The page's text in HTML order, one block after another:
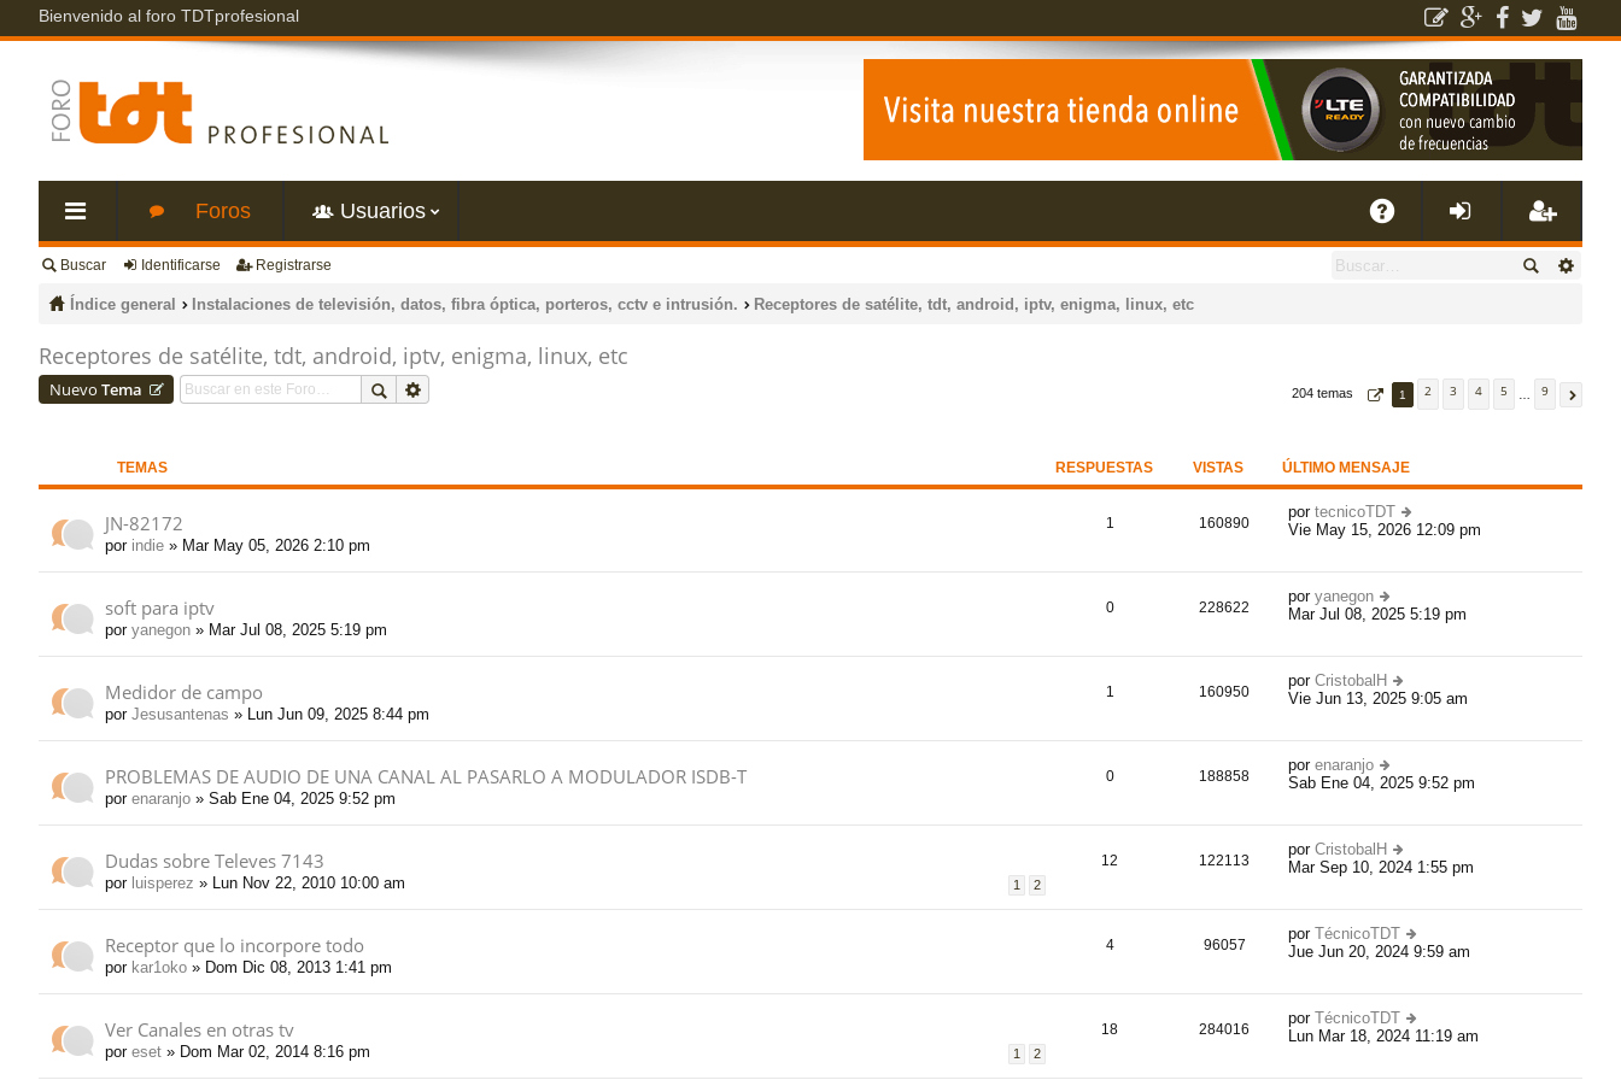
Bienvenido al foro TDTprofesional
nl
es
do
s
Foros Usuarios
A
fic
eg
ra
Buscar Identificarse Registrarse
Índice general Instalaciones de televisión, datos, fibra óptica, porteros, cctv e intrusión. Receptores de satélite, tdt, android, iptv, enigma, linux, etc
Receptores de satélite, tdt, android, iptv, enigma, linux, etc
Nuevo Tema 204 temas 1 2 3 4 5 9
TEMAS RESPUESTAS VISTAS ÚLTIMO MENSAJE
JN-82172
por indie » Mar May 05, 2026 2:10 pm
1 160890
por tecnicoTDT
er
ti
o
m
n
s
aj
Vie May 15, 2026 12:09 pm
soft para iptv
por yanegon » Mar Jul 08, 2025 5:19 pm
0 228622
por yanegon
er
ti
m
o
m
n
s
aj
Mar Jul 08, 2025 5:19 pm
Medidor de campo
por Jesusantenas » Lun Jun 09, 2025 8:44 pm
1 160950
por CristobalH
er
ti
o
m
n
s
aj
Vie Jun 13, 2025 9:05 am
PROBLEMAS DE AUDIO DE UNA CANAL AL PASARLO A MODULADOR ISDB-T
por enaranjo » Sab Ene 04, 2025 9:52 pm
0 188858
por enaranjo
er
ti
m
o
m
n
s
aj
Sab Ene 04, 2025 9:52 pm
Dudas sobre Televes 7143
1 2
por luisperez » Lun Nov 22, 2010 10:00 am
12 122113
por CristobalH
er
ti
m
o
m
n
s
aj
Mar Sep 10, 2024 1:55 pm
Receptor que lo incorpore todo
por kar1oko » Dom Dic 08, 2013 1:41 pm
4 96057
por TécnicoTDT
er
ti
m
o
m
Jue Jun 20, 2024 9:59 am
Ver Canales en otras tv
1 2
por eset » Dom Mar 02, 2014 8:16 pm
18 284016
por TécnicoTDT
er
ti
Lun Mar 18, 2024 11:19 am